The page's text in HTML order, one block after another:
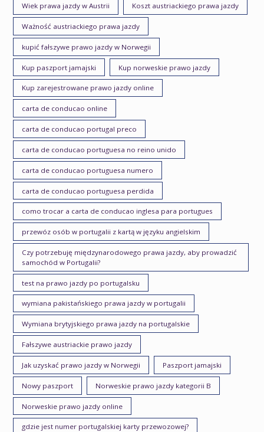
Wiek prawa jazdy w Austrii Koszt austriackiego prawa jazdy
Ważność austriackiego prawa jazdy
kupić fałszywe prawo jazdy w Norwegii
Kup paszport jamajski Kup norweskie prawo jazdy
Kup zarejestrowane prawo jazdy online
carta de conducao online
carta de conducao portugal preco
carta de conducao portuguesa no reino unido
carta de conducao portuguesa numero
carta de conducao portuguesa perdida
como trocar a carta de conducao inglesa para portugues
przewóz osób w portugalii z kartą w języku angielskim
Czy potrzebuję międzynarodowego prawa jazdy, aby prowadzić
samochód w Portugalii?
test na prawo jazdy po portugalsku
wymiana pakistańskiego prawa jazdy w portugalii
Wymiana brytyjskiego prawa jazdy na portugalskie
Fałszywe austriackie prawo jazdy
Jak uzyskać prawo jazdy w Norwegii Paszport jamajski
Nowy paszport Norweskie prawo jazdy kategorii B
Norweskie prawo jazdy online
gdzie jest numer portugalskiej karty przewozowej?